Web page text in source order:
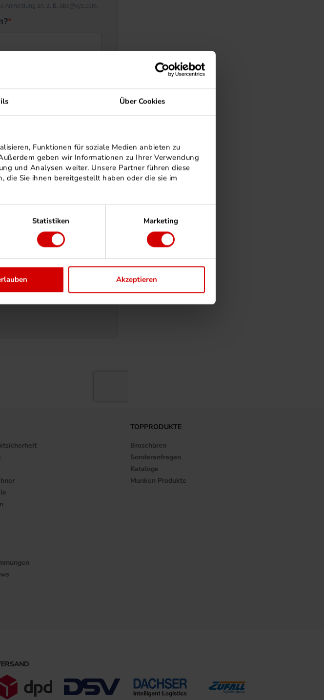
Über Cookies
Funktionen für soziale Medien anbieten zu
geben wir Informationen zu Ihrer Verwendung
und Analysen weiter. Unsere Partner führen diese
die Sie ihnen bereitgestellt haben oder die sie im
Statistiken Marketing
Akzeptieren
TOPPRODUKTE
Broschüren
Sonderanfragen
Kataloge
Munken Produkte